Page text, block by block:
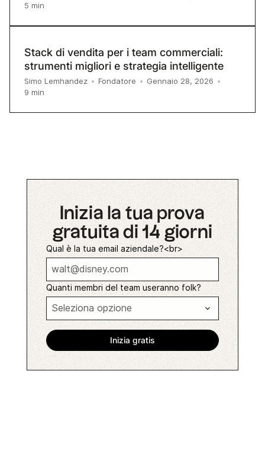
5 min
Stack di vendita per i team commerciali:
strumenti migliori e strategia intelligente
Simo Lemhandez • Fondatore • Gennaio 28, 2026 •
9 min
Inizia la tua prova
gratuita di 14 giorni
Qual è la tua email aziendale?<br>
Quanti membri del team useranno folk?